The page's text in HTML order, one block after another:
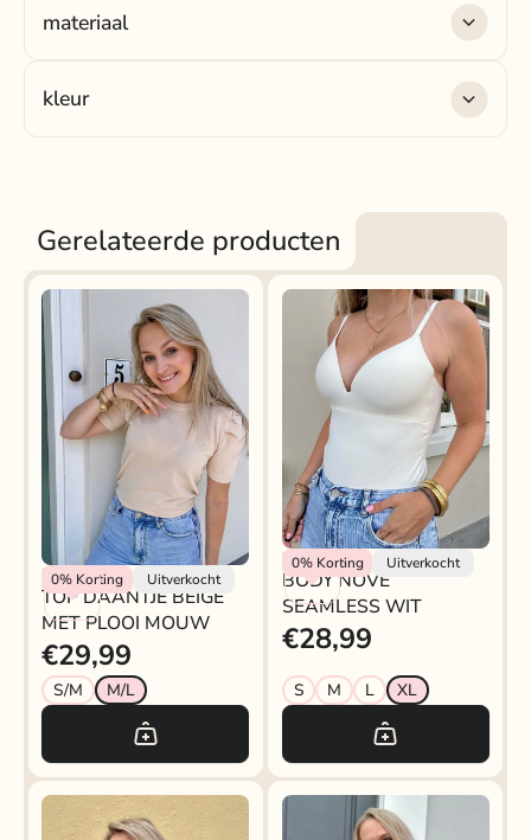
materiaal
kleur
Gerelateerde producten
0% Korting Uitverkocht
Rokjeklokje
TOP DAANTJE BEIGE
MET PLOOI MOUW
€29,99
S/M M/L
0%Korting Uitverkocht
Rokjeklokje
BODY NOVÉ
SEAMLESS WIT
€28,99
S M L XL